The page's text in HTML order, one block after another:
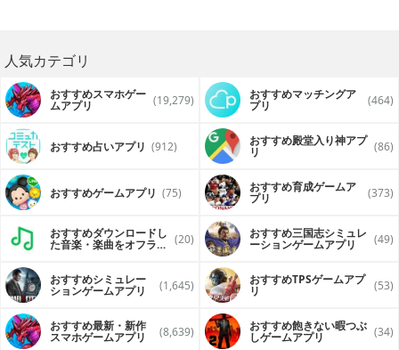
人気カテゴリ
おすすめスマホゲー
ムアプリ (19,279) おすすめマッチングア
プリ (464)
おすすめ占いアプリ (912) おすすめ殿堂入り神アプ
リ (86)
おすすめゲームアプリ (75) おすすめ育成ゲームア
プリ (373)
おすすめダウンロードし
た音楽・楽曲をオフライ (20) おすすめ三国志シミュレ
ーションゲームアプリ (49)
おすすめシミュレー
ションゲームアプリ (1,645) おすすめTPSゲームアプ
リ (53)
おすすめ最新・新作
スマホゲームアプリ (8,639) おすすめ飽きない暇つぶ
しゲームアプリ (34)